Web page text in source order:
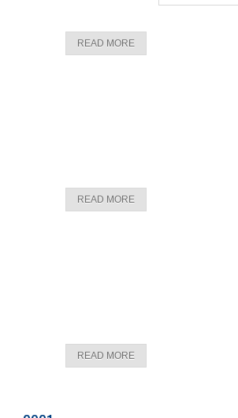
READ MORE
READ MORE
READ MORE